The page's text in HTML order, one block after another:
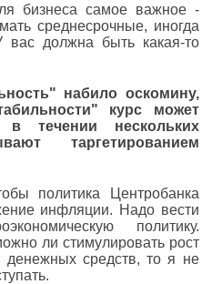
бизнеса самое важное -
среднесрочные, иногда
вас должна быть какая-то
набило оскомину,
курс может
течении нескольких
таргетированием
политика Центробанка
инфляции. Надо вести
политику.
ли стимулировать рост
денежных средств, то я не